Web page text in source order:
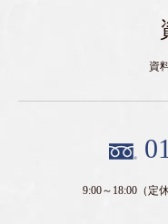
資
9:00～18:00（定